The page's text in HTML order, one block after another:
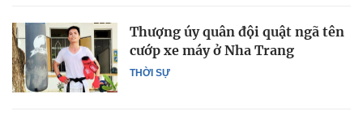
THỜI SỰ
Thượng úy quân đội quật ngã tên
cướp xe máy ở Nha Trang